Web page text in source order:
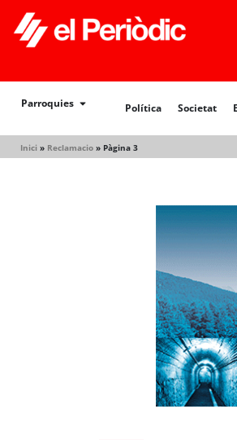
Parroquies Política Societat
Inici » Reclamacio » Pàgina 3
Política Societat